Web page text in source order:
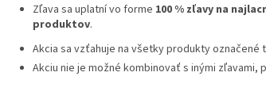
Zľava sa uplatní vo forme 100 % zľavy na
produktov.
Akcia sa vzťahuje na všetky produkty označené
Akciu nie je možné kombinovať s inými zľavami,